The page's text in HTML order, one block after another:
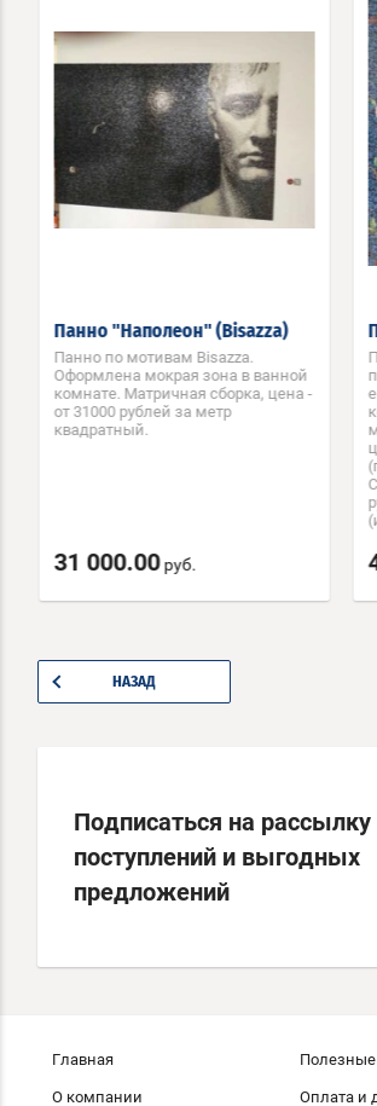
Панно "Наполеон" (Bisazza)
Панно по мотивам Bisazza.
Оформлена мокрая зона в ванной
комнате. Матричная сборка, цена -
от 31000 рублей за метр
квадратный.
31 000.00руб.
НАЗАД
Подписаться на
поступлений и выгодных
предложений
Главная
О компании
Полезные
Оплата и